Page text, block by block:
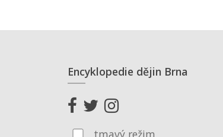
Encyklopedie dějin Brna
tmavý režim